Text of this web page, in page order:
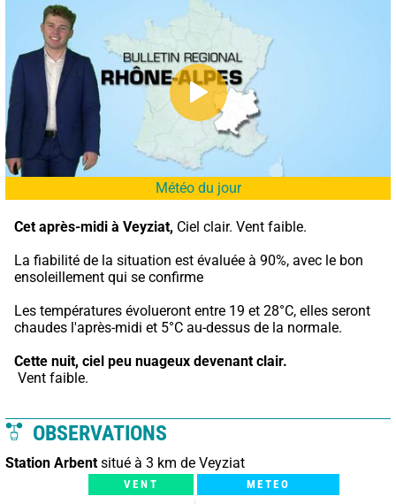
Météo du jour
Cet après-midi à Veyziat, Ciel clair. Vent faible.
La fiabilité de la situation est évaluée à 90%, avec le bon
ensoleillement qui se confirme
Les températures évolueront entre 19 et 28°C, elles seront
chaudes l'après-midi et 5°C au-dessus de la normale.
Cette nuit, ciel peu nuageux devenant clair.
Vent faible.
OBSERVATIONS
Station Arbent situé à 3 km de Veyziat
VENT METEO